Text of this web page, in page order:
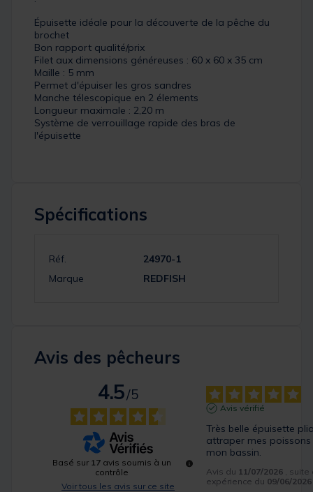
Épuisette idéale pour la découverte de la pêche du
brochet
Bon rapport qualité/prix
Filet aux dimensions généreuses : 60 x 60 x 35 cm
Maille : 5 mm
Permet d'épuiser les gros sandres
Manche télescopique en 2 élements
Longueur maximale : 2,20 m
Système de verrouillage rapide des bras de
l'épuisette
Spécifications
Réf.
24970-1
Marque
REDFISH
Avis des pêcheurs
4.5
/5
Basé sur 17 avis soumis à un
contrôle
Voir tous les avis sur ce site
Avis vérifié
Très belle épuisette
attraper mes
mon bassin.
Avis du 11/07/2026
,
expérience du 09/06/2026